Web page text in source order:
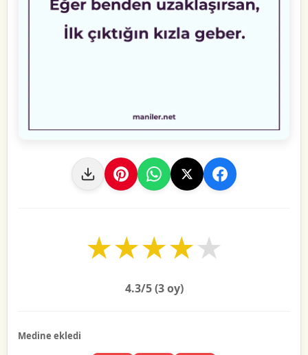
★
★
★
★
★
4.3/5 (3oy)
Medine ekledi